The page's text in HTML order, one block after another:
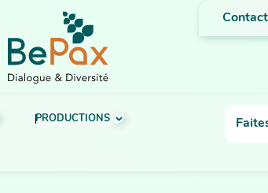
Contact
PRODUCTIONS